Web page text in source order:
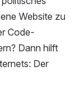
Website zu
Code-
Dann hilft
Der